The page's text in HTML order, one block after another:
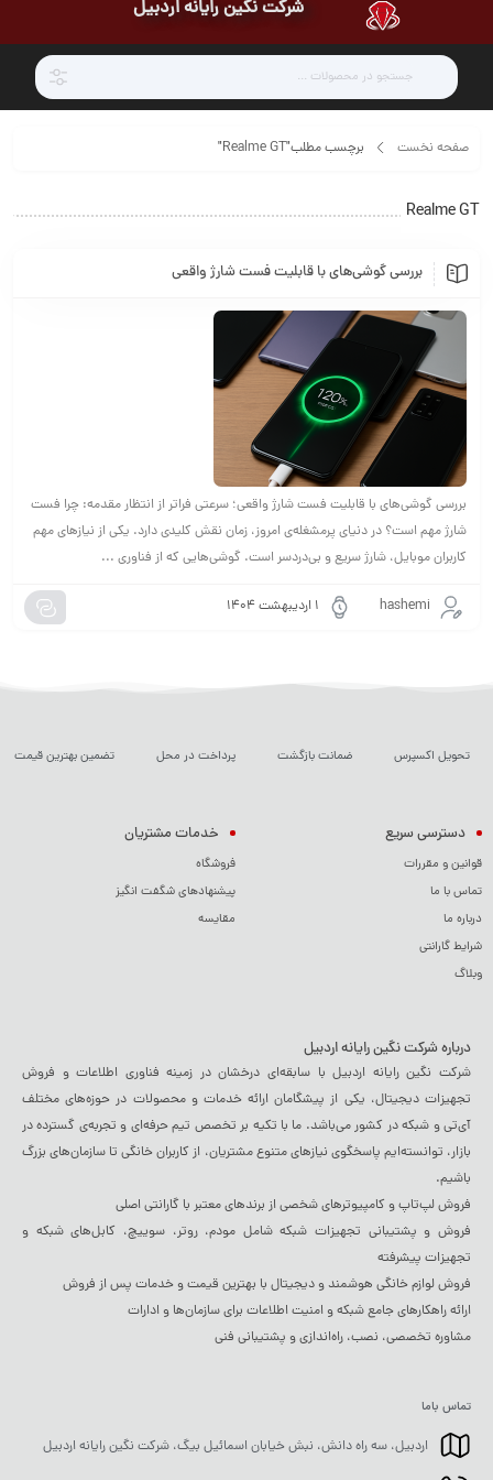
شرکت نگین رایانه اردبیل
صفحه نخست برچسب مطلب"Realme GT"
Realme GT
بررسی گوشی‌های با قابلیت فست شارژ واقعی
بررسی گوشی‌های با قابلیت فست شارژ واقعی؛ سرعتی فراتر از انتظار مقدمه: چرا فست
شارژ مهم است؟ در دنیای پرمشغله‌ی امروز، زمان نقش کلیدی دارد. یکی از نیازهای مهم
کاربران موبایل، شارژ سریع و بی‌دردسر است. گوشی‌هایی که از فناوری ...
hashemi ۱ اردیبهشت ۱۴۰۴
تحویل اکسپرس ضمانت بازگشت پرداخت در محل تضمین بهترین قیمت
دسترسی سریع
قوانین و مقررات
تماس با ما
درباره ما
شرایط گارانتی
وبلاگ
خدمات مشتریان
فروشگاه
پیشنهادهای شگفت انگیز
مقایسه
درباره شرکت نگین رایانه اردبیل
شرکت نگین رایانه اردبیل با سابقه‌ای درخشان در زمینه فناوری اطلاعات و فروش
تجهیزات دیجیتال، یکی از پیشگامان ارائه خدمات و محصولات در حوزه‌های مختلف
آی‌تی و شبکه در کشور می‌باشد. ما با تکیه بر تخصص تیم حرفه‌ای و تجربه‌ی گسترده در
بازار، توانسته‌ایم پاسخگوی نیازهای متنوع مشتریان، از کاربران خانگی تا سازمان‌های بزرگ
باشیم.
فروش لپ‌تاپ و کامپیوترهای شخصی از برندهای معتبر با گارانتی اصلی
فروش و پشتیبانی تجهیزات شبکه شامل مودم، روتر، سوییچ، کابل‌های شبکه و
تجهیزات پیشرفته
فروش لوازم خانگی هوشمند و دیجیتال با بهترین قیمت و خدمات پس از فروش
ارائه راهکارهای جامع شبکه و امنیت اطلاعات برای سازمان‌ها و ادارات
مشاوره تخصصی، نصب، راه‌اندازی و پشتیبانی فنی
تماس باما
اردبیل، سه راه دانش، نبش خیابان اسمائیل بیگ، شرکت نگین رایانه اردبیل